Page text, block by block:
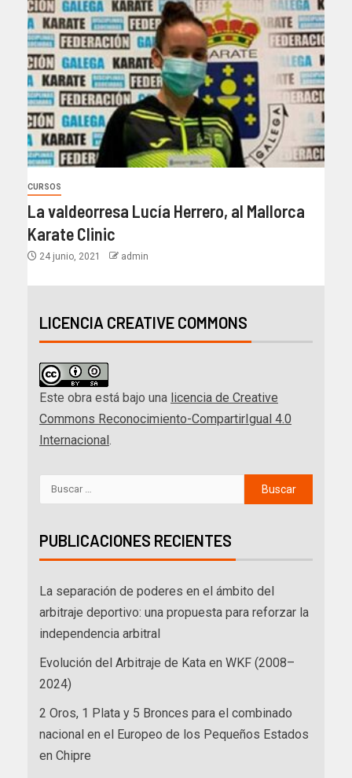
CURSOS
La valdeorresa Lucía Herrero, al Mallorca
Karate Clinic
24 junio, 2021 admin
LICENCIA CREATIVE COMMONS
Este obra está bajo una licencia de Creative
Commons Reconocimiento-CompartirIgual 4.0
Internacional.
PUBLICACIONES RECIENTES
La separación de poderes en el ámbito del
arbitraje deportivo: una propuesta para reforzar la
independencia arbitral
Evolución del Arbitraje de Kata en WKF (2008–
2024)
2 Oros, 1 Plata y 5 Bronces para el combinado
nacional en el Europeo de los Pequeños Estados
en Chipre